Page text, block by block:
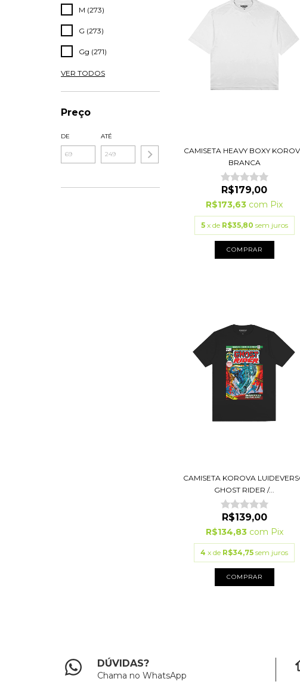
M (273)
G (273)
Gg (271)
VER TODOS
Preço
DE ATÉ
CAMISETA HEAVY BOXY
BRANCA
R$179,00
R$173,63 com Pix
5 x de R$35,80 sem juros
COMPRAR
CAMISETA KOROVA
GHOST RIDER /...
R$139,00
R$134,83 com Pix
4 x de R$34,75 sem juros
COMPRAR
DÚVIDAS?
Chama no WhatsApp